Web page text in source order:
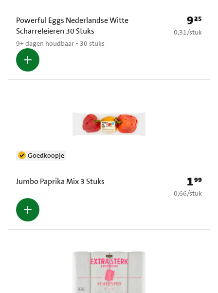
Powerful Eggs Nederlandse Witte
Scharreleieren 30 Stuks
9+ dagen houdbaar • 30 stuks
Prijs: €
925
€ 0,31 per stuk
0,31/stuk
Jumbo Paprika Mix 3 Stuks
Goedkoopje
Prijs: €
199
€ 0,66 per stuk
0,66/stuk